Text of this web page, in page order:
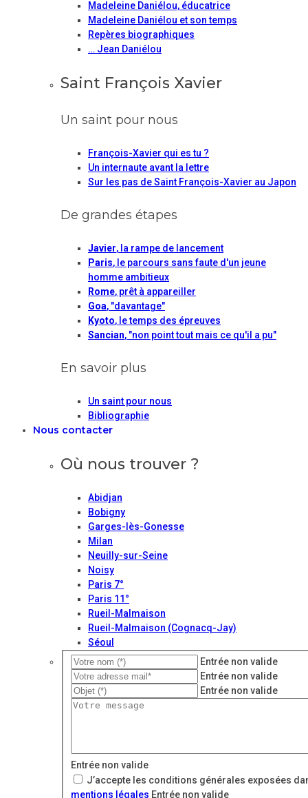
Madeleine Daniélou, éducatrice
Madeleine Daniélou et son temps
Repères biographiques
… Jean Daniélou
Saint François Xavier
Un saint pour nous
François-Xavier qui es tu ?
Un internaute avant la lettre
Sur les pas de Saint François-Xavier au Japon
De grandes étapes
Javier, la rampe de lancement
Paris, le parcours sans faute d'un jeune
homme ambitieux
Rome, prêt à appareiller
Goa, "davantage"
Kyoto, le temps des épreuves
Sancian, "non point tout mais ce qu'il a pu"
En savoir plus
Un saint pour nous
Bibliographie
Nous contacter
Où nous trouver ?
Abidjan
Bobigny
Garges-lès-Gonesse
Milan
Neuilly-sur-Seine
Noisy
Paris 7°
Paris 11°
Rueil-Malmaison
Rueil-Malmaison (Cognacq-Jay)
Séoul
Entrée non valide
Entrée non valide
Entrée non valide
Entrée non valide
J’accepte les conditions générales exposées
mentions légales Entrée non valide